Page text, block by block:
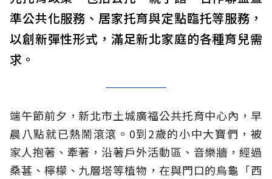
準公共化服務、居家托育與定點臨托等服務，
以創新彈性形式，滿足新北家庭的各種育兒需
求。
端午節前夕，新北市土城廣福公共托育中心內，早
晨八點就已熱鬧滾滾。0到2歲的小中大寶們，被
家人抱著、牽著，沿著戶外活動區、音樂牆，經過
桑葚、檸檬、九層塔等植物，在與門口的烏龜「西